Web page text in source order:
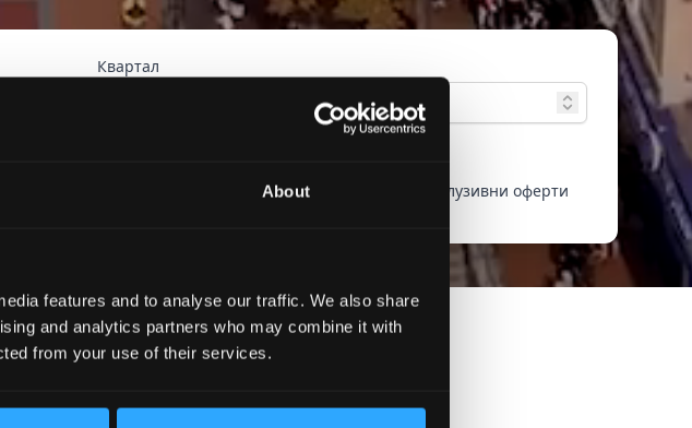
About
features and to analyse our traffic. We also share
and analytics partners who may combine it with
from your use of their services.
Квартал
Само екслузивни оферти
Намалена цена